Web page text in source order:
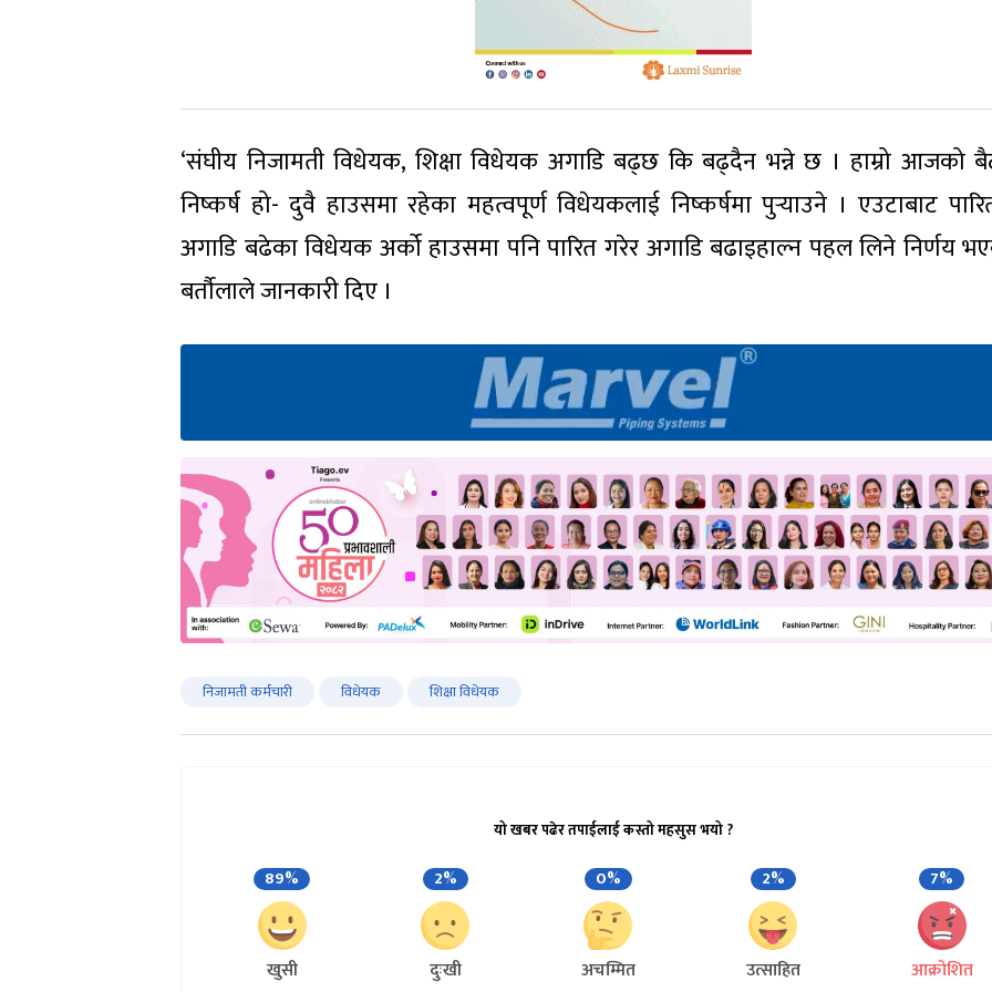
‘संघीय निजामती विधेयक, शिक्षा विधेयक अगाडि बढ्छ कि बढ्दैन भन्ने छ । हाम्रो आजको
निष्कर्ष हो- दुवै हाउसमा रहेका महत्वपूर्ण विधेयकलाई निष्कर्षमा पुर्‍याउने । एउटाबाट
अगाडि बढेका विधेयक अर्को हाउसमा पनि पारित गरेर अगाडि बढाइहाल्न पहल लिने निर्णय
बर्तौलाले जानकारी दिए ।
निजामती कर्मचारी विधेयक शिक्षा विधेयक
यो खबर पढेर तपाईलाई कस्तो महसुस भयो ?
89%
खुसी
2%
दुःखी
0%
अचम्मित
2%
उत्साहित
7%
आक्रोशित